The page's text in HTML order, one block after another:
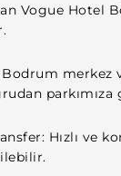
Vogue Hotel
Bodrum merkez
parkımıza
Hızlı ve